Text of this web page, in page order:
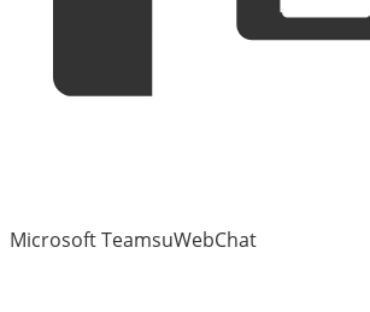
Microsoft TeamsuWebChat